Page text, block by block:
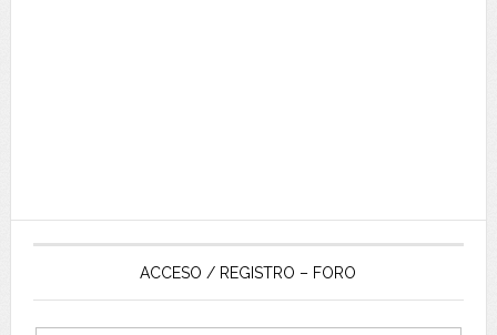
ACCESO / REGISTRO – FORO